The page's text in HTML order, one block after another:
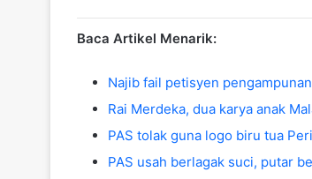
Baca Artikel Menarik:
Najib fail petisyen
Rai Merdeka, dua karya anak
PAS tolak guna logo biru tua
PAS usah berlagak suci, putar